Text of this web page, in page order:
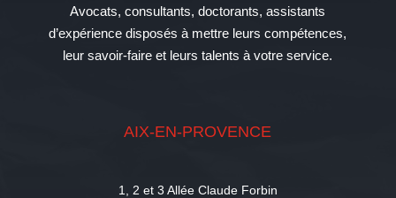
Avocats, consultants, doctorants, assistants
d’expérience disposés à mettre leurs compétences,
leur savoir-faire et leurs talents à votre service.
AIX-EN-PROVENCE
1, 2 et 3 Allée Claude Forbin